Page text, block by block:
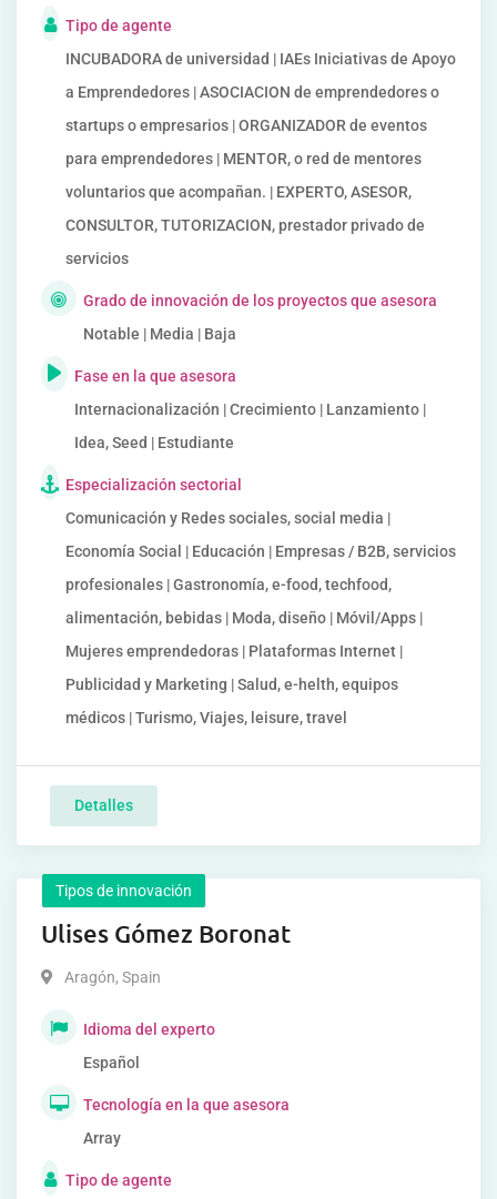
Tipo de agente
INCUBADORA de universidad | IAEs Iniciativas de Apoyo
a Emprendedores | ASOCIACION de emprendedores o
startups o empresarios | ORGANIZADOR de eventos
para emprendedores | MENTOR, o red de mentores
voluntarios que acompañan. | EXPERTO, ASESOR,
CONSULTOR, TUTORIZACION, prestador privado de
servicios
Grado de innovación de los proyectos que asesora
Notable | Media | Baja
Fase en la que asesora
Internacionalización | Crecimiento | Lanzamiento |
Idea, Seed | Estudiante
Especialización sectorial
Comunicación y Redes sociales, social media |
Economía Social | Educación | Empresas / B2B, servicios
profesionales | Gastronomía, e-food, techfood,
alimentación, bebidas | Moda, diseño | Móvil/Apps |
Mujeres emprendedoras | Plataformas Internet |
Publicidad y Marketing | Salud, e-helth, equipos
médicos | Turismo, Viajes, leisure, travel
Detalles
Tipos de innovación
Ulises Gómez Boronat
Aragón, Spain
Idioma del experto
Español
Tecnología en la que asesora
Array
Tipo de agente